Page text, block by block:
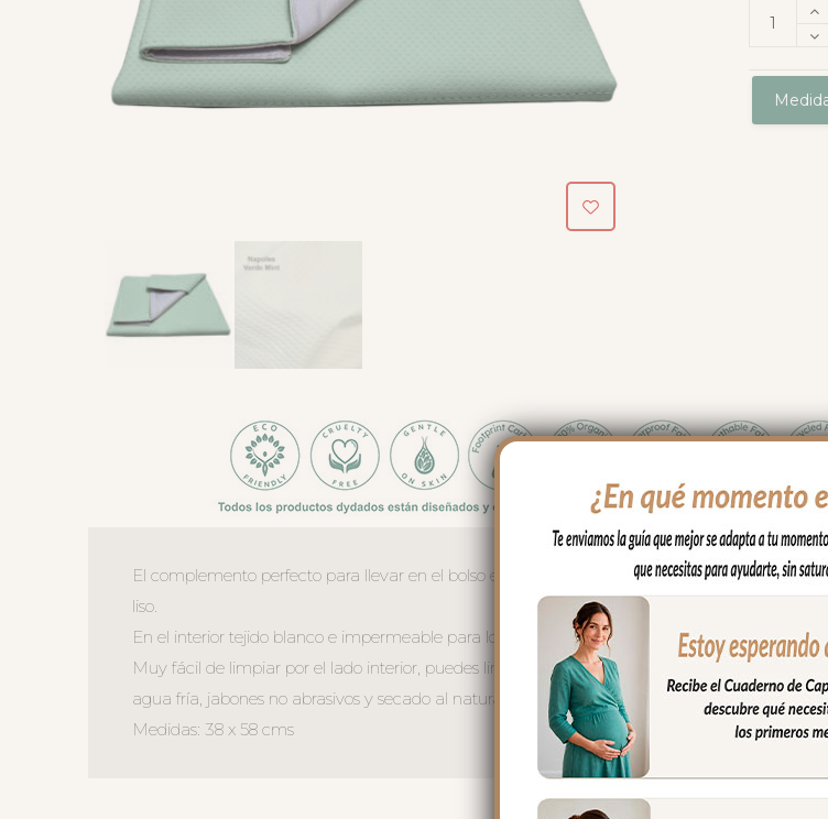
El complemento perfecto para llevar en el bolso en los paseos y salidas con tu bebé.
liso.
En el interior tejido blanco e impermeable para los posibles escapes del bebé.
Muy fácil de limpiar por el lado interior, puedes limpiar con paño húmedo y cuando
agua fría, jabones no abrasivos y secado al natural.
Medidas: 38 x 58 cms